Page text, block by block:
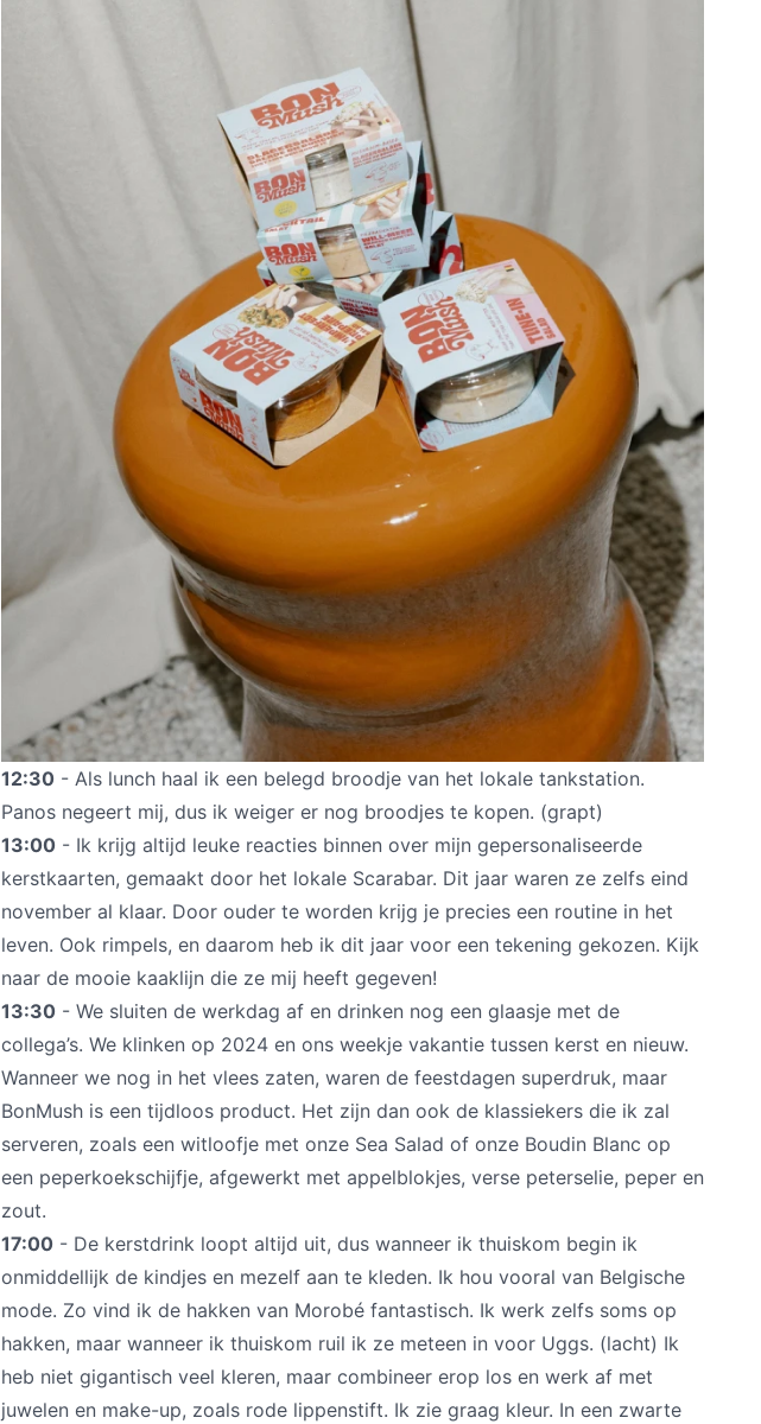
12:30 - Als lunch haal ik een belegd broodje van het lokale tankstation.
Panos negeert mij, dus ik weiger er nog broodjes te kopen. (grapt)
13:00 - Ik krijg altijd leuke reacties binnen over mijn gepersonaliseerde
kerstkaarten, gemaakt door het lokale Scarabar. Dit jaar waren ze zelfs eind
november al klaar. Door ouder te worden krijg je precies een routine in het
leven. Ook rimpels, en daarom heb ik dit jaar voor een tekening gekozen. Kijk
naar de mooie kaaklijn die ze mij heeft gegeven!
13:30 - We sluiten de werkdag af en drinken nog een glaasje met de
collega’s. We klinken op 2024 en ons weekje vakantie tussen kerst en nieuw.
Wanneer we nog in het vlees zaten, waren de feestdagen superdruk, maar
BonMush is een tijdloos product. Het zijn dan ook de klassiekers die ik zal
serveren, zoals een witloofje met onze Sea Salad of onze Boudin Blanc op
een peperkoekschijfje, afgewerkt met appelblokjes, verse peterselie, peper en
zout.
17:00 - De kerstdrink loopt altijd uit, dus wanneer ik thuiskom begin ik
onmiddellijk de kindjes en mezelf aan te kleden. Ik hou vooral van Belgische
mode. Zo vind ik de hakken van Morobé fantastisch. Ik werk zelfs soms op
hakken, maar wanneer ik thuiskom ruil ik ze meteen in voor Uggs. (lacht) Ik
heb niet gigantisch veel kleren, maar combineer erop los en werk af met
juwelen en make-up, zoals rode lippenstift. Ik zie graag kleur. In een zwarte